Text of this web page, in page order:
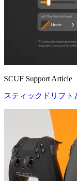
SCUF Support Article
スティックドリフト